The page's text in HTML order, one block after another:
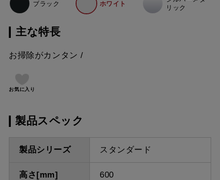
ブラック ホワイト
リック
主な特長
お掃除がカンタン
お気に入り
製品スペック
製品シリーズ スタンダード
高さ[mm]
600